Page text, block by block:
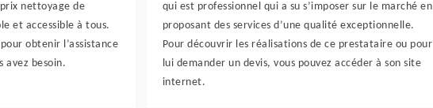
prix nettoyage de
et accessible à tous.
obtenir l’assistance
avez besoin.
qui est professionnel qui a su s’imposer sur le marché en
proposant des services d’une qualité exceptionnelle.
Pour découvrir les réalisations de ce prestataire ou pour
lui demander un devis, vous pouvez accéder à son site
internet.